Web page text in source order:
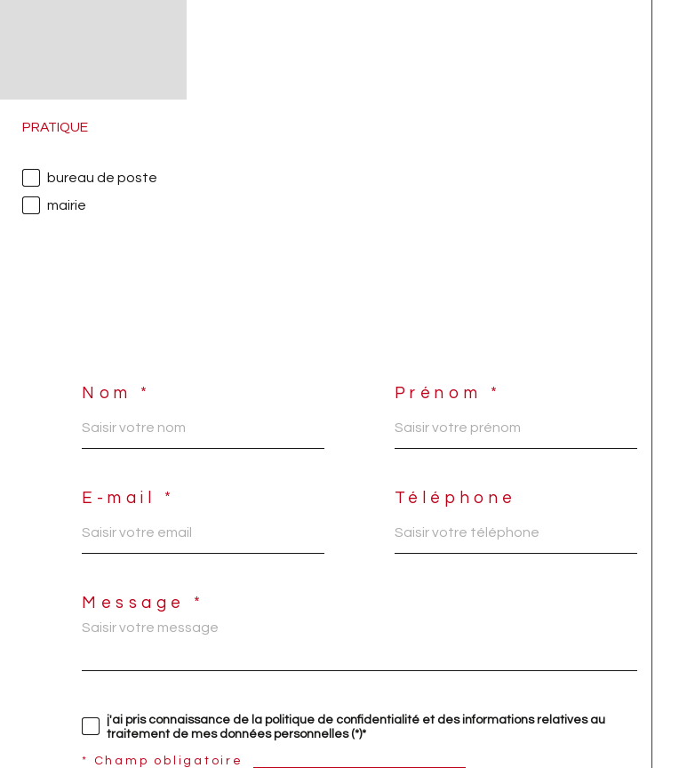
PRATIQUE
bureau de poste
mairie
Nom * Prénom *
E-mail * Téléphone
Message *
j'ai pris connaissance de la politique de confidentialité et des informations relatives au
traitement de mes données personnelles (*)*
* Champ obligatoire